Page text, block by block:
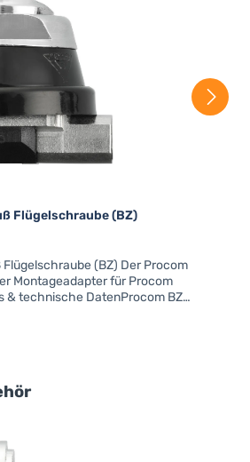
Flügelschraube (BZ)
(BZ) Der Procom
Montageadapter für Procom
& technische DatenProcom BZ-
Strahler mit Kennzeichen